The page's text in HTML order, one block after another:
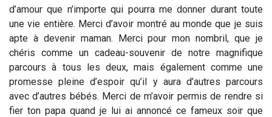
d’amour que n’importe qui pourra me donner durant toute
une vie entière. Merci d’avoir montré au monde que je suis
apte à devenir maman. Merci pour mon nombril, que je
chéris comme un cadeau-souvenir de notre magnifique
parcours à tous les deux, mais également comme une
promesse pleine d’espoir qu’il y aura d’autres parcours
avec d’autres bébés. Merci de m’avoir permis de rendre si
fier ton papa quand je lui ai annoncé ce fameux soir que